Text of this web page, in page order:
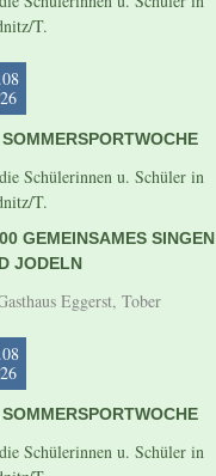
T.
Schülerinnen u. Schüler in
T.
GEMEINSAMES SINGEN
JODELN
Eggerst, Tober
Schülerinnen u. Schüler in